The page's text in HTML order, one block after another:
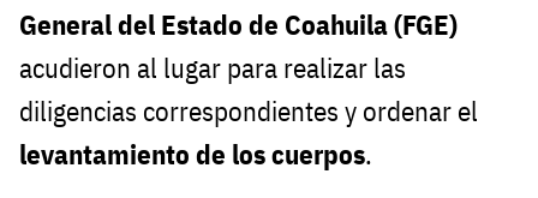
General del Estado de Coahuila (FGE)
acudieron al lugar para realizar las
diligencias correspondientes y ordenar el
levantamiento de los cuerpos.